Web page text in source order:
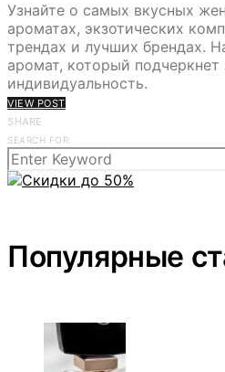
Узнайте о самых вкусных
ароматах, экзотических
трендах и лучших брендах.
аромат, который подчеркнет
индивидуальность.
VIEW POST
SHARE
SEARCH FOR:
Популярные